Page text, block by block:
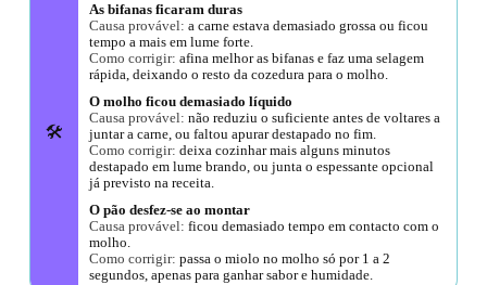
🛠️
As bifanas ficaram duras
Causa provável: a carne estava demasiado grossa ou ficou
tempo a mais em lume forte.
Como corrigir: afina melhor as bifanas e faz uma selagem
rápida, deixando o resto da cozedura para o molho.
O molho ficou demasiado líquido
Causa provável: não reduziu o suficiente antes de voltares a
juntar a carne, ou faltou apurar destapado no fim.
Como corrigir: deixa cozinhar mais alguns minutos
destapado em lume brando, ou junta o espessante opcional
já previsto na receita.
O pão desfez-se ao montar
Causa provável: ficou demasiado tempo em contacto com o
molho.
Como corrigir: passa o miolo no molho só por 1 a 2
segundos, apenas para ganhar sabor e humidade.